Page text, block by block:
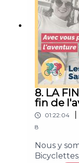
8. LA
fin de
01:22:04
8
Nous y